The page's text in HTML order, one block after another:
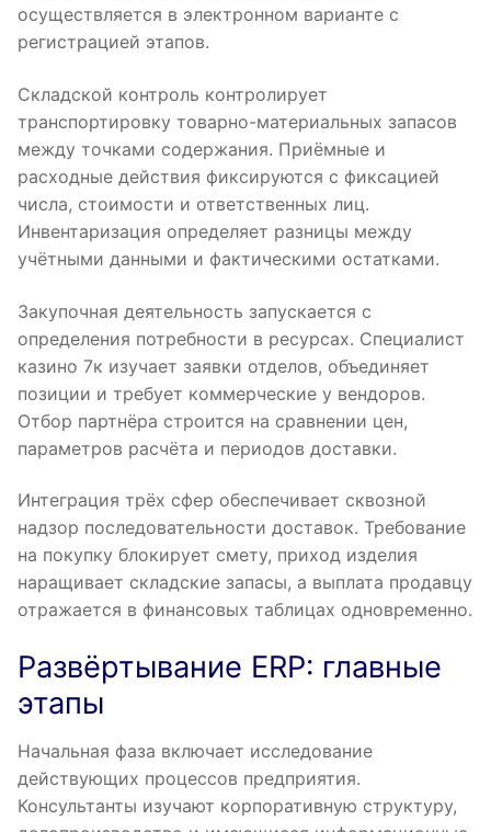
осуществляется в электронном варианте с
регистрацией этапов.
Складской контроль контролирует
транспортировку товарно-материальных запасов
между точками содержания. Приёмные и
расходные действия фиксируются с фиксацией
числа, стоимости и ответственных лиц.
Инвентаризация определяет разницы между
учётными данными и фактическими остатками.
Закупочная деятельность запускается с
определения потребности в ресурсах. Специалист
казино 7к изучает заявки отделов, объединяет
позиции и требует коммерческие у вендоров.
Отбор партнёра строится на сравнении цен,
параметров расчёта и периодов доставки.
Интеграция трёх сфер обеспечивает сквозной
надзор последовательности доставок. Требование
на покупку блокирует смету, приход изделия
наращивает складские запасы, а выплата продавцу
отражается в финансовых таблицах одновременно.
Развёртывание ERP: главные
этапы
Начальная фаза включает исследование
действующих процессов предприятия.
Консультанты изучают корпоративную структуру,